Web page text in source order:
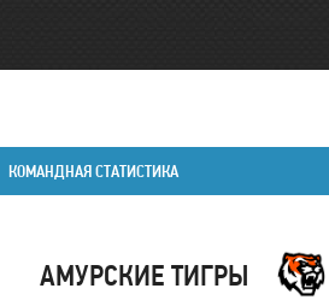
КОМАНДНАЯ СТАТИСТИКА
АМУРСКИЕ ТИГРЫ